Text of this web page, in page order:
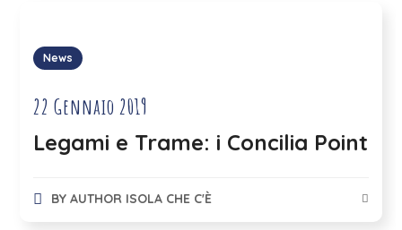
News
22 Gennaio 2019
Legami e Trame: i Concilia Point
BY AUTHOR ISOLA CHE C'È